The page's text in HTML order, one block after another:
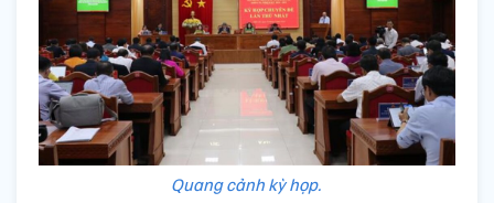
Quang cảnh kỳ họp.